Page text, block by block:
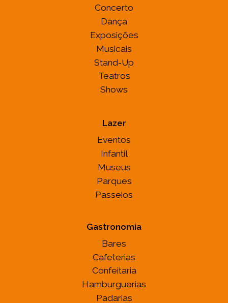
Concerto
Dança
Exposições
Musicais
Stand-Up
Teatros
Shows
Lazer
Eventos
Infantil
Museus
Parques
Passeios
Gastronomia
Bares
Cafeterias
Confeitaria
Hamburguerias
Padarias